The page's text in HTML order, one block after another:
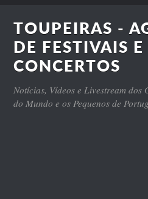
TOUPEIRAS -
DE FESTIVAIS E
CONCERTOS
Notícias, Vídeos e Livestream dos
do Mundo e os Pequenos de